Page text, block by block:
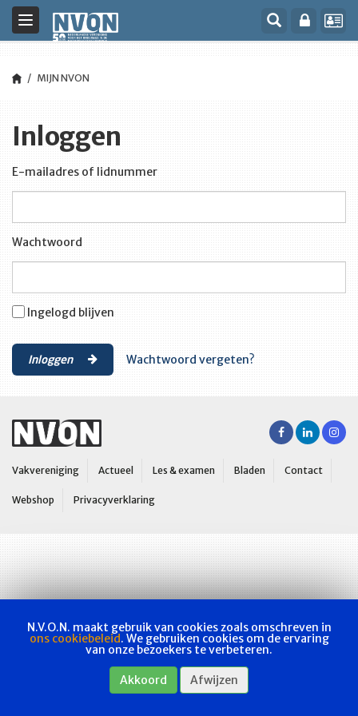
Toggle
navigation
MIJN NVON
Inloggen
E-mailadres of lidnummer
Wachtwoord
Ingelogd blijven
Inloggen Wachtwoord vergeten?
Vakvereniging Actueel Les & examen Bladen Contact
Webshop Privacyverklaring
N.V.O.N. maakt gebruik van cookies zoals omschreven in
ons cookiebeleid. We gebruiken cookies om de ervaring
van onze bezoekers te verbeteren.
Akkoord Afwijzen